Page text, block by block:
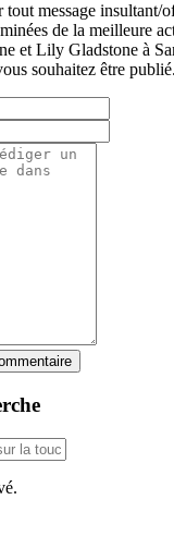
message insultant/
de la meilleure
et Lily Gladstone à
souhaitez être publié.